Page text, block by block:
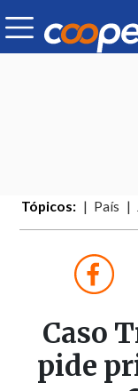
Tópicos: País
Caso
pide